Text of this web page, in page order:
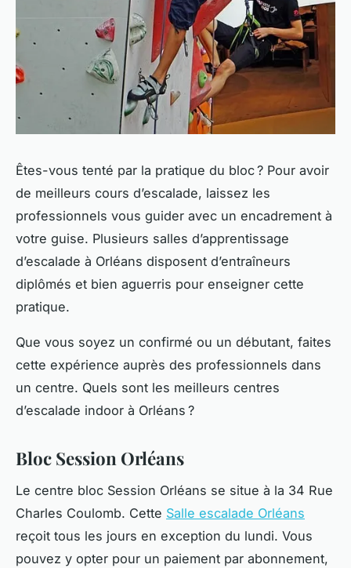
Êtes-vous tenté par la pratique du bloc ? Pour avoir
de meilleurs cours d’escalade, laissez les
professionnels vous guider avec un encadrement à
votre guise. Plusieurs salles d’apprentissage
d’escalade à Orléans disposent d’entraîneurs
diplômés et bien aguerris pour enseigner cette
pratique.
Que vous soyez un confirmé ou un débutant, faites
cette expérience auprès des professionnels dans
un centre. Quels sont les meilleurs centres
d’escalade indoor à Orléans ?
Bloc Session Orléans
Le centre bloc Session Orléans se situe à la 34 Rue
Charles Coulomb. Cette Salle escalade Orléans
reçoit tous les jours en exception du lundi. Vous
pouvez y opter pour un paiement par abonnement,